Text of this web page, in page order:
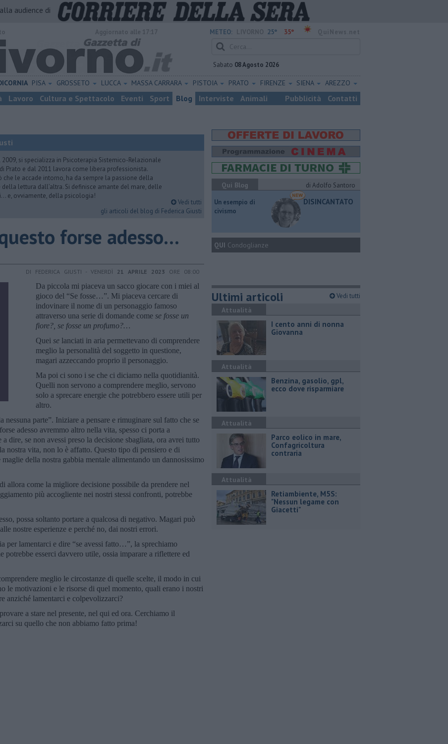
audience di
METEO: 25° 35°
Sabato 08 Agosto 2026
PISA GROSSETO LUCCA MASSA CARRARA PISTOIA PRATO FIRENZE SIENA AREZZO
Lavoro Cultura e Spettacolo Eventi Sport Blog Interviste Animali Pubblicità Contatti
si specializza in Psicoterapia Sistemico-Relazionale
Prato e dal 2011 lavora come libera professionista.
che le accade intorno, ha da sempre la passione della
della lettura dall’altra. Si definisce amante del mare, delle
e, ovviamente, della psicologia!
Vedi tutti
gli articoli del blog di Federica Giusti
forse adesso…
DI FEDERICA GIUSTI - VENERDÌ 21 APRILE 2023 ORE 08:00
Da piccola mi piaceva un sacco giocare con i miei al
gioco del “Se fosse…”. Mi piaceva cercare di
indovinare il nome di un personaggio famoso
attraverso una serie di domande come se fosse un
fiore?, se fosse un profumo?…
Quei se lanciati in aria permettevano di comprendere
meglio la personalità del soggetto in questione,
magari azzeccando proprio il personaggio.
Ma poi ci sono i se che ci diciamo nella quotidianità.
Quelli non servono a comprendere meglio, servono
solo a sprecare energie che potrebbero essere utili per
altro.
parte”. Iniziare a pensare e rimuginare sul fatto che se
adesso avremmo altro nella vita, spesso ci porta a
dire, se non avessi preso la decisione sbagliata, ora avrei tutto
nostra vita, non lo è affatto. Questo tipo di pensiero e di
della nostra gabbia mentale alimentando un dannosissimo
allora come la migliore decisione possibile da prendere nel
più accogliente nei nostri stessi confronti, potrebbe
possa soltanto portare a qualcosa di negativo. Magari può
nostre esperienze e perché no, dai nostri errori.
per lamentarci e dire “se avessi fatto…”, la sprechiamo
esserci davvero utile, ossia imparare a riflettere ed
meglio le circostanze di quelle scelte, il modo in cui
le motivazioni e le risorse di quel momento, quali erano i nostri
anziché lamentarci e colpevolizzarci?
a stare nel presente, nel qui ed ora. Cerchiamo il
su quello che non abbiamo fatto prima!
Qui Blog
di Adolfo Santoro
​Un esempio di
civismo
DISINCANTATO
QUI Condoglianze
Ultimi articoli Vedi tutti
Attualità
I cento anni di nonna
Giovanna
Attualità
​Benzina, gasolio, gpl,
ecco dove risparmiare
Attualità
Parco eolico in mare,
Confagricoltura
contraria
Attualità
Retiambiente, M5S:
"Nessun legame con
Giacetti"